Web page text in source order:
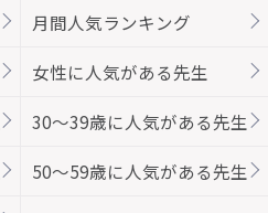
月間人気ランキング
女性に人気がある先生
30～39歳に人気がある先生
50～59歳に人気がある先生